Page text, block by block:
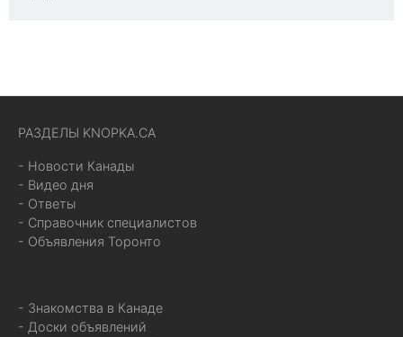
РАЗДЕЛЫ KNOPKA.CA
- Новости Канады
- Видео дня
- Ответы
- Справочник специалистов
- Объявления Торонто
- Знакомства в Канаде
- Доски объявлений